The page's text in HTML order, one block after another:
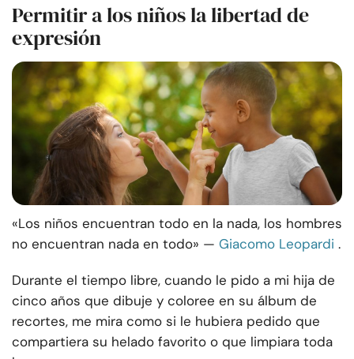
Permitir a los niños la libertad de
expresión
«Los niños encuentran todo en la nada, los hombres
no encuentran nada en todo» — Giacomo Leopardi .
Durante el tiempo libre, cuando le pido a mi hija de
cinco años que dibuje y coloree en su álbum de
recortes, me mira como si le hubiera pedido que
compartiera su helado favorito o que limpiara toda